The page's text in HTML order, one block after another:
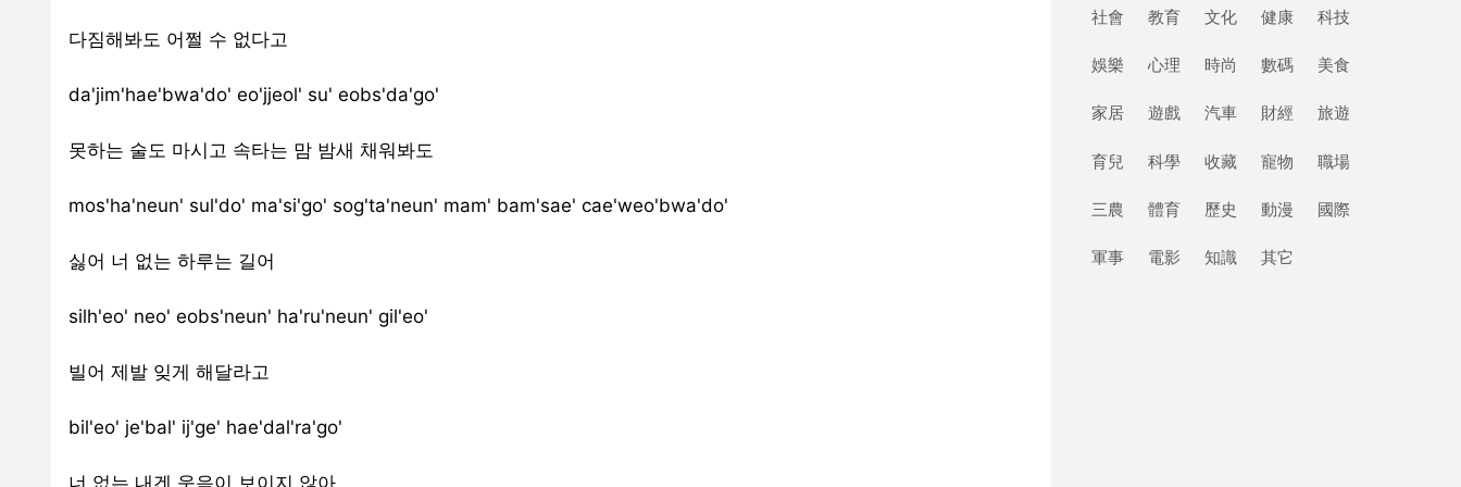
다짐해봐도 어쩔 수 없다고
da'jim'hae'bwa'do' eo'jjeol' su' eobs'da'go'
못하는 술도 마시고 속타는 맘 밤새 채워봐도
mos'ha'neun' sul'do' ma'si'go' sog'ta'neun' mam' bam'sae' cae'weo'bwa'do'
싫어 너 없는 하루는 길어
silh'eo' neo' eobs'neun' ha'ru'neun' gil'eo'
빌어 제발 잊게 해달라고
bil'eo' je'bal' ij'ge' hae'dal'ra'go'
너 없는 내겐 웃음이 보이지 않아
社會 教育 文化 健康 科技
娛樂 心理 時尚 數碼 美食
家居 遊戲 汽車 財經 旅遊
育兒 科學 收藏 寵物 職場
三農 體育 歷史 動漫 國際
軍事 電影 知識 其它